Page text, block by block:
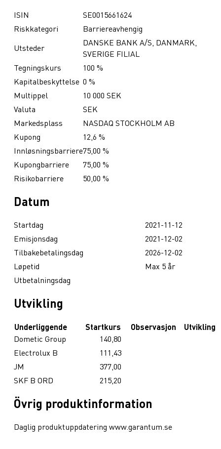
ISIN
SE0015661624
Riskkategori
Barriereavhengig
Utsteder
DANSKE BANK A/S, DANMARK,
SVERIGE FILIAL
Tegningskurs
100 %
Kapitalbeskyttelse 0 %
Multippel
10 000 SEK
Valuta
SEK
Markedsplass
NASDAQ STOCKHOLM AB
Kupong
12,6 %
Innløsningsbarriere75,00 %
Kupongbarriere
75,00 %
Risikobarriere
50,00 %
Datum
Startdag
2021-11-12
Emisjonsdag
2021-12-02
Tilbakebetalingsdag
2026-12-02
Løpetid
Max 5 år
Utbetalningsdag
Utvikling
Underliggende Startkurs Observasjon
Utvikling
Dometic Group
140,80
Electrolux B
111,43
JM
377,00
SKF B ORD
215,20
Övrig produktinformation
Daglig produktuppdatering www.garantum.se